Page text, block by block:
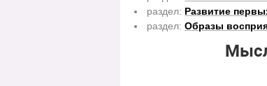
раздел: Развитие
раздел:Образы